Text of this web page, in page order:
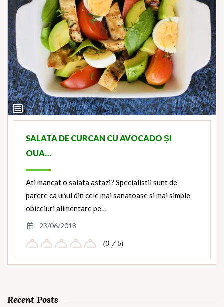
View
Ingredients
SALATA DE CURCAN CU AVOCADO ȘI
OUA…
Ati mancat o salata astazi? Specialistii sunt de
parere ca unul din cele mai sanatoase si mai simple
obiceiuri alimentare pe…
23/06/2018
(0 / 5)
Recent Posts